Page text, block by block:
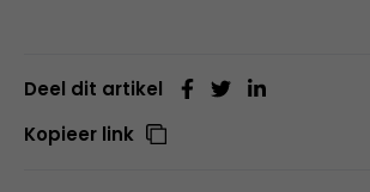
Deel dit artikel
Kopieer link